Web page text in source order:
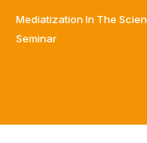
Mediatization In The
Seminar